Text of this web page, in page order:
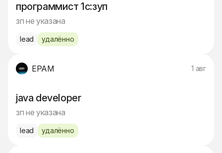
программист 1с:зуп
зп не указана
lead удалённо
EPAM 1 авг
java developer
зп не указана
lead удалённо